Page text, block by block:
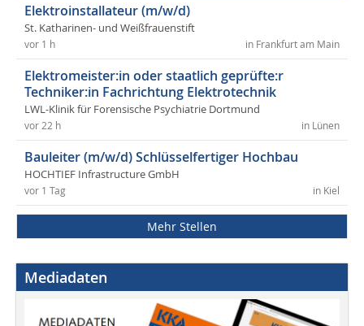
Elektroinstallateur (m/w/d)
St. Katharinen- und Weißfrauenstift
in Frankfurt am Main
vor 1 h
Elektromeister:in oder staatlich geprüfte:r
Techniker:in Fachrichtung Elektrotechnik
LWL-Klinik für Forensische Psychiatrie Dortmund
in Lünen
vor 22 h
Bauleiter (m/w/d) Schlüsselfertiger Hochbau
HOCHTIEF Infrastructure GmbH
in Kiel
vor 1 Tag
Mehr Stellen
Mediadaten